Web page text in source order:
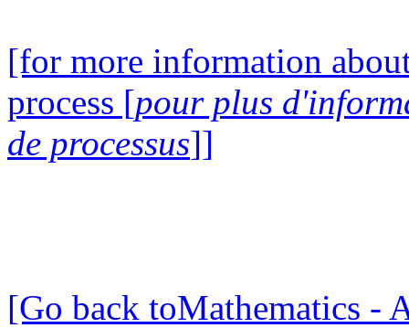
[for more information
process [pour plus
de processus]]
[Go back toMathematics -